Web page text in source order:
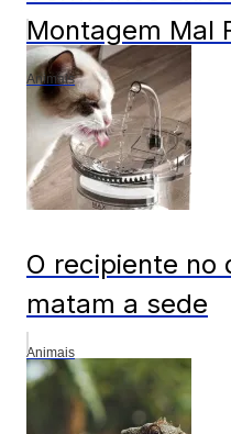
Montagem Mal
Animais
O recipiente no
matam a sede
Animais